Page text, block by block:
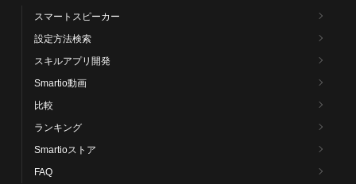
スマートスピーカー
設定方法検索
スキルアプリ開発
Smartio動画
比較
ランキング
Smartioストア
FAQ